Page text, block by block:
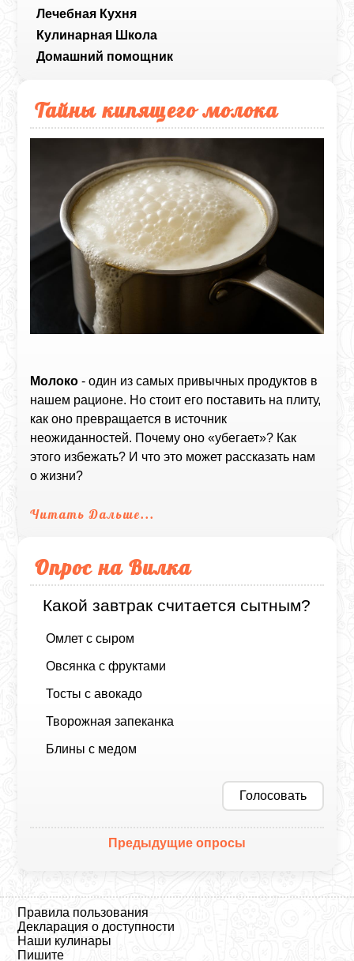
Лечебная Кухня
Кулинарная Школа
Домашний помощник
Тайны кипящего молока
Молоко - один из самых привычных продуктов в
нашем рационе. Но стоит его поставить на плиту,
как оно превращается в источник
неожиданностей. Почему оно «убегает»? Как
этого избежать? И что это может рассказать нам
о жизни?
Читать Дальше...
Опрос на Вилка
Какой завтрак считается сытным?
Омлет с сыром
Овсянка с фруктами
Тосты с авокадо
Творожная запеканка
Блины с медом
Голосовать
Предыдущие опросы
Правила пользования
Декларация о доступности
Наши кулинары
Пишите